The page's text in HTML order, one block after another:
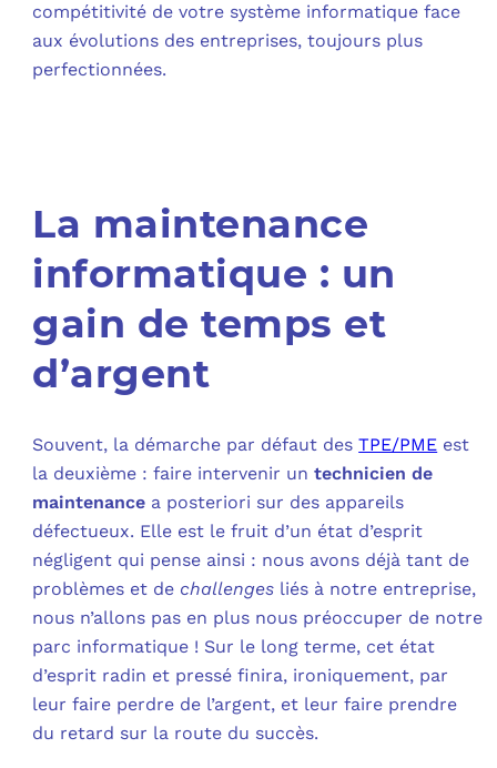
compétitivité de votre système informatique face
aux évolutions des entreprises, toujours plus
perfectionnées.
La maintenance
informatique : un
gain de temps et
d’argent
Souvent, la démarche par défaut desTPE/PME est
la deuxième : faire intervenir untechnicien de
maintenance a posteriori sur des appareils
défectueux. Elle est le fruit d’un état d’esprit
négligent qui pense ainsi : nous avons déjà tant de
problèmes et de challenges liés à notre entreprise,
nous n’allons pas en plus nous préoccuper de notre
parc informatique ! Sur le long terme, cet état
d’esprit radin et pressé finira, ironiquement, par
leur faire perdre de l’argent, et leur faire prendre
du retard sur la route du succès.